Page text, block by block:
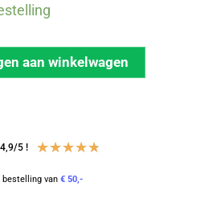
aan winkelwagen
5 ! ★★★★★
bestelling van € 50,-